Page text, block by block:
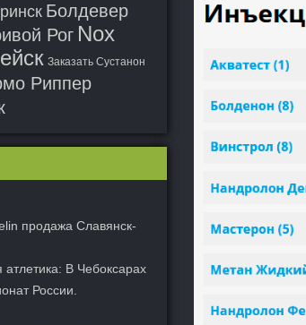
Болдевер
Рог Nox
Заказать Сустанон
Риппер
продажа Славянск-
атлетика: В Чебоксарах
России.